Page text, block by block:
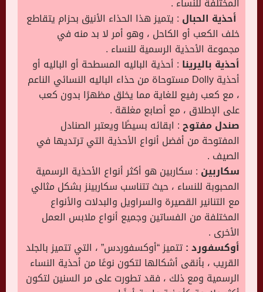
أحذية الحبال : يتميز هذا الحذاء الأنيق بحزام يتقاطع
خلف الكعب أو الكاحل ، وهو أمر لا بد منه في
مجموعة الأحذية الرسمية للنساء .
أحذية باليرينا : أحذية الباليه المسطحة أو الباليه أو
أحذية Dolly مستوحاة من حذاء الباليه النسائي الناعم
، مع كعب رفيع للغاية مما يخلق مظهرًا بدون كعب
على الإطلاق ، مع أصابع مغلقة .
صندل مفتوح: ابقائه بسيطًا ويعتبر الصنادل
المفتوحة من أفضل أنواع الأحذية التي ترتديها في
الصيف .
سكاربين : سكاربين هو أكثر أنواع الأحذية الرسمية
المحبوبة للنساء ، حيث تتناسب سكاربينز بشكل مثالي
مع التنانير القصيرة والسراويل والبدلات والأنواع
المختلفة من الفساتين وجميع أنواع ملابس العمل
الأخرى .
أوكسفورد :تتميز “أوكسفوردس” ، التي تتميز بالجلد
القريب ، بأنقى أشكالها لتكون نوعًا من أحذية النساء
الرسمية ومع ذلك ، فقد تطورت على مر السنين لتكون